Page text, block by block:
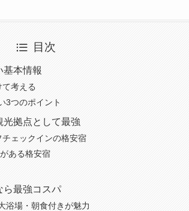
目次
基本情報
考える
3つのポイント
拠点として最強
ェックインの格安宿
ある格安宿
ら最強コスパ
浴場・朝食付きが魅力